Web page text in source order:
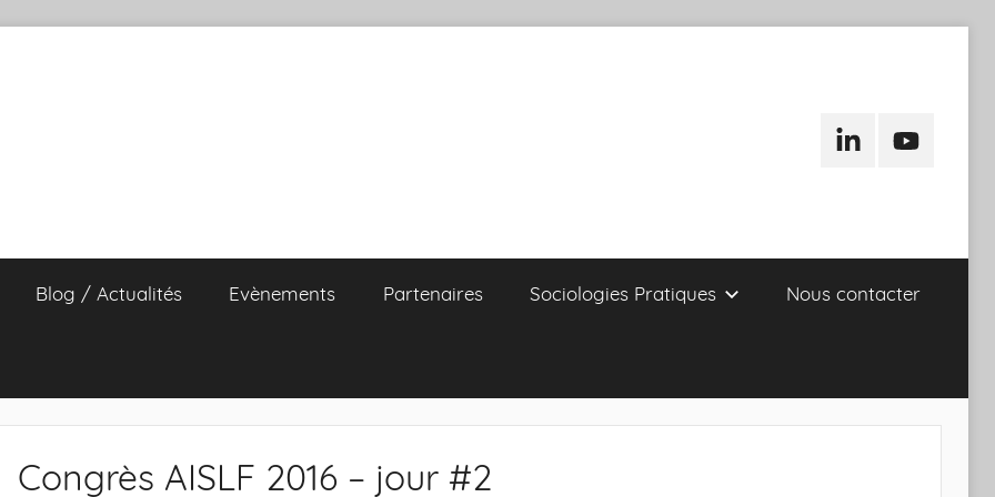
LinkedInYoutube
Blog / Actualités Evènements Partenaires Sociologies Pratiques Nous contacter
Congrès AISLF 2016 – jour #2